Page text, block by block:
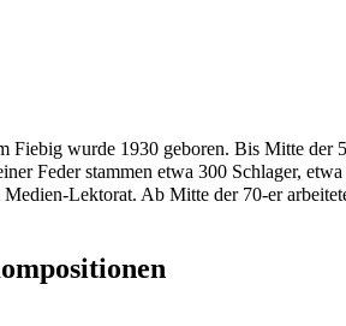
Fiebig wurde 1930 geboren. Bis Mitte der
Feder stammen etwa 300 Schlager,
Lektorat. Ab Mitte der 70-er